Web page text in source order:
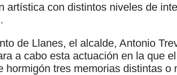
artística con distintos niveles de
de Llanes, el alcalde, Antonio
a cabo esta actuación en la que
hormigón tres memorias distintas o